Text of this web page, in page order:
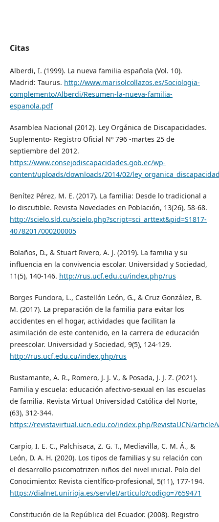
Citas
Alberdi, I. (1999). La nueva familia española (Vol. 10).
Madrid: Taurus. http://www.marisolcollazos.es/Sociologia-
complemento/Alberdi/Resumen-la-nueva-familia-
espanola.pdf
Asamblea Nacional (2012). Ley Orgánica de Discapacidades.
Suplemento- Registro Oficial Nº 796 -martes 25 de
septiembre del 2012.
https://www.consejodiscapacidades.gob.ec/wp-
content/uploads/downloads/2014/02/
Benítez Pérez, M. E. (2017). La familia: Desde lo tradicional a
lo discutible. Revista Novedades en Población, 13(26), 58-68.
http://scielo.sld.cu/scielo.php?script=sci_arttext&pid=S1817-
40782017000200005
Bolaños, D., & Stuart Rivero, A. J. (2019). La familia y su
influencia en la convivencia escolar. Universidad y Sociedad,
11(5), 140-146. http://rus.ucf.edu.cu/index.php/rus
Borges Fundora, L., Castellón León, G., & Cruz González, B.
M. (2017). La preparación de la familia para evitar los
accidentes en el hogar, actividades que facilitan la
asimilación de este contenido, en la carrera de educación
preescolar. Universidad y Sociedad, 9(5), 124-129.
http://rus.ucf.edu.cu/index.php/rus
Bustamante, A. R., Romero, J. J. V., & Posada, J. J. Z. (2021).
Familia y escuela: educación afectivo-sexual en las escuelas
de familia. Revista Virtual Universidad Católica del Norte,
(63), 312-344.
https://revistavirtual.ucn.edu.co/index.php/RevistaUCN/article/
Carpio, I. E. C., Palchisaca, Z. G. T., Mediavilla, C. M. Á., &
León, D. A. H. (2020). Los tipos de familias y su relación con
el desarrollo psicomotrizen niños del nivel inicial. Polo del
Conocimiento: Revista científico-profesional, 5(11), 177-194.
https://dialnet.unirioja.es/servlet/articulo?codigo=7659471
Constitución de la República del Ecuador. (2008). Registro